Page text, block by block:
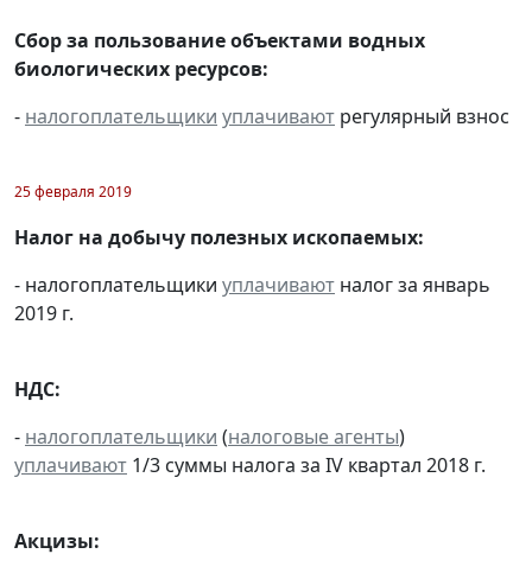
Сбор за пользование объектами водных
биологических ресурсов:
- налогоплательщики уплачивают регулярный взнос
25 февраля 2019
Налог на добычу полезных ископаемых:
- налогоплательщики уплачивают налог за январь
2019 г.
НДС:
- налогоплательщики (налоговые агенты)
уплачивают 1/3 суммы налога за IV квартал 2018 г.
Акцизы: